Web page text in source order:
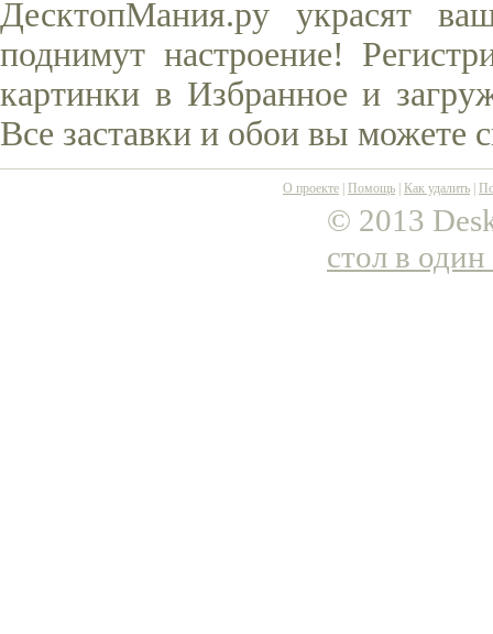
ДесктопМания.ру украсят
поднимут настроение!
картинки в Избранное и
Все заставки и обои вы можете
О проекте Помощь Как удалить
© 2013
стол в